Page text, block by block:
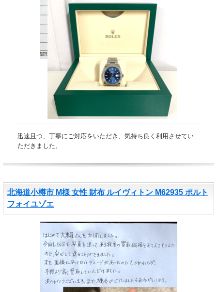
迅速且つ、丁寧にご対応をいただき、気持ち良く利用させてい
ただきました。
北海道小樽市 M様 女性 財布 ルイヴィトン M62935 ポルト
フォイユゾエ